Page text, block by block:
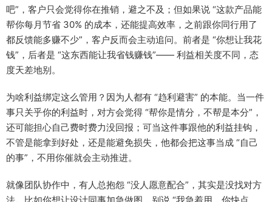
吧”，客户只会觉得你在推销，避之不及；但如果说 “这款产品能
帮你每月节省 30% 的成本，还能提高效率，之前跟你同行用了
都反馈能多赚不少”，客户反而会主动追问。前者是 “你想让我花
钱”，后者是 “这东西能让我省钱赚钱”—— 利益相关度不同，态
度天差地别。​
为啥利益绑定这么管用？因为人都有 “趋利避害” 的本能。当一件
事只关乎你的利益时，对方会觉得 “帮你是情分，不帮是本分”，
还可能担心自己费时费力没回报；可当这件事跟他的利益挂钩，
不管是能拿到好处，还是能避免损失，他都会把这事当成 “自己
的事”，不用你催就会主动推进。​
就像团队协作中，有人总抱怨 “没人愿意配合”，其实是没找对方